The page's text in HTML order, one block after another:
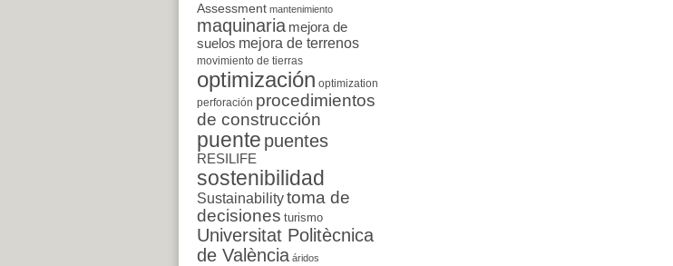
Assessment mantenimiento
maquinaria mejora de
suelos mejora de terrenos
movimiento de tierras
optimización optimization
perforación procedimientos
de construcción
puente puentes
RESILIFE
sostenibilidad
Sustainabilitytoma de
decisiones turismo
Universitat Politècnica
de València áridos